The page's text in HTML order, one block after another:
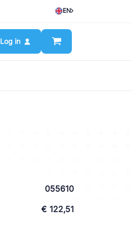
EN
Log in
055610
€ 122,51